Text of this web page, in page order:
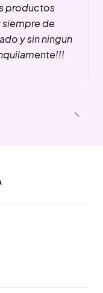
productos
siempre de
y sin ningun